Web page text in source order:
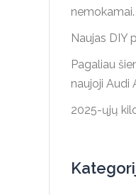
nemokamai.
Naujas DIY
Pagaliau
naujoji Audi
2025-ųjų